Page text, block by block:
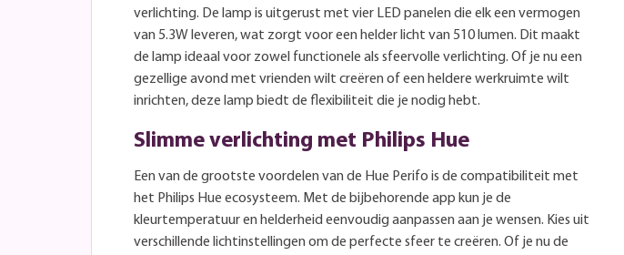
verlichting. De lamp is uitgerust met vier LED panelen die elk een vermogen
van 5.3W leveren, wat zorgt voor een helder licht van 510 lumen. Dit maakt
de lamp ideaal voor zowel functionele als sfeervolle verlichting. Of je nu een
gezellige avond met vrienden wilt creëren of een heldere werkruimte wilt
inrichten, deze lamp biedt de flexibiliteit die je nodig hebt.
Slimme verlichting met Philips Hue
Een van de grootste voordelen van de Hue Perifo is de compatibiliteit met
het Philips Hue ecosysteem. Met de bijbehorende app kun je de
kleurtemperatuur en helderheid eenvoudig aanpassen aan je wensen. Kies uit
verschillende lichtinstellingen om de perfecte sfeer te creëren. Of je nu de